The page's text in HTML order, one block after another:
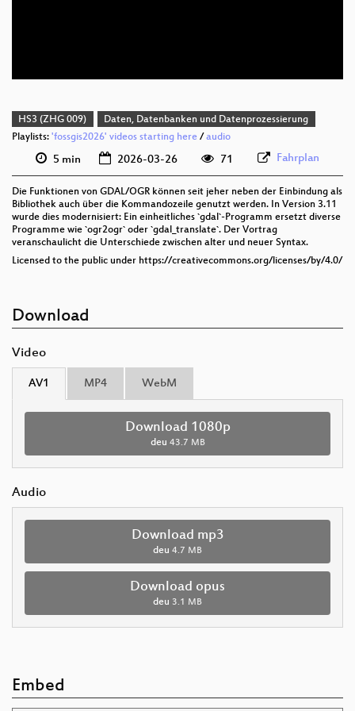
HS3 (ZHG 009)
Daten, Datenbanken und Datenprozessierung
Playlists: 'fossgis2026' videos starting here /audio
5 min 2026-03-26 71 Fahrplan
Die Funktionen von GDAL/OGR können seit jeher neben der Einbindung als
Bibliothek auch über die Kommandozeile genutzt werden. In Version 3.11
wurde dies modernisiert: Ein einheitliches `gdal`-Programm ersetzt diverse
Programme wie `ogr2ogr` oder `gdal_translate`. Der Vortrag
veranschaulicht die Unterschiede zwischen alter und neuer Syntax.
Licensed to the public under https://creativecommons.org/licenses/by/4.0/
Download
Video
AV1 MP4 WebM
Download 1080p
deu 43.7 MB
Audio
Download mp3
deu 4.7 MB
Download opus
deu 3.1 MB
Embed